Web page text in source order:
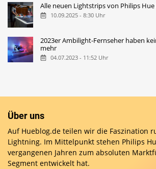
Alle neuen Lightstrips von Philips Hue
10.09.2025 - 8:30 Uhr
2023er Ambilight-Fernseher haben
mehr
04.07.2023 - 11:52 Uhr
Über uns
Auf Hueblog.de teilen wir die Faszination
Lightning. Im Mittelpunkt stehen Philips
vergangenen Jahren zum absoluten
Segment entwickelt hat.